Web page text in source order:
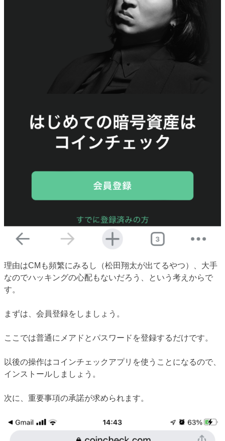
理由はCMも頻繁にみるし（松田翔太が出てるやつ）、大手
なのでハッキングの心配もないだろう、という考えからで
す。
まずは、会員登録をしましょう。
ここでは普通にメアドとパスワードを登録するだけです。
以後の操作はコインチェックアプリを使うことになるので、
インストールしましょう。
次に、重要事項の承諾が求められます。